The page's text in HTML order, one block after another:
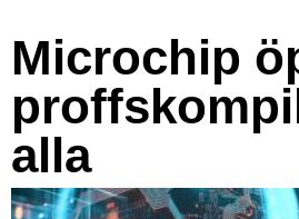
Microchip
alla